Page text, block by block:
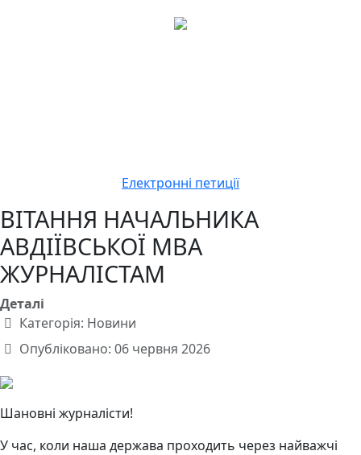
Електронні петиції
ВІТАННЯ НАЧАЛЬНИКА
АВДІЇВСЬКОЇ МВА
ЖУРНАЛІСТАМ
Деталі
Категорія: Новини
Опубліковано: 06 червня 2026
Шановні журналісти!
У час, коли наша держава проходить через найважчі